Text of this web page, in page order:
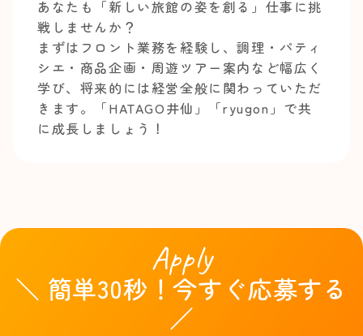
あなたも「新しい旅館の姿を創る」仕事に挑
戦しませんか？
まずはフロント業務を経験し、調理・パティ
シエ・商品企画・周遊ツアー案内など幅広く
学び、将来的には経営全般に関わっていただ
きます。「HATAGO井仙」「ryugon」で共
に成長しましょう！
Apply
＼ 簡単30秒！今すぐ応募する
／